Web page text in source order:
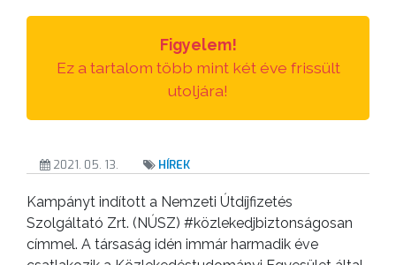
Figyelem!
Ez a tartalom több mint két éve frissült
utoljára!
2021. 05. 13. HÍREK
Kampányt indított a Nemzeti Útdíjfizetés
Szolgáltató Zrt. (NÚSZ) #közlekedjbiztonságosan
címmel. A társaság idén immár harmadik éve